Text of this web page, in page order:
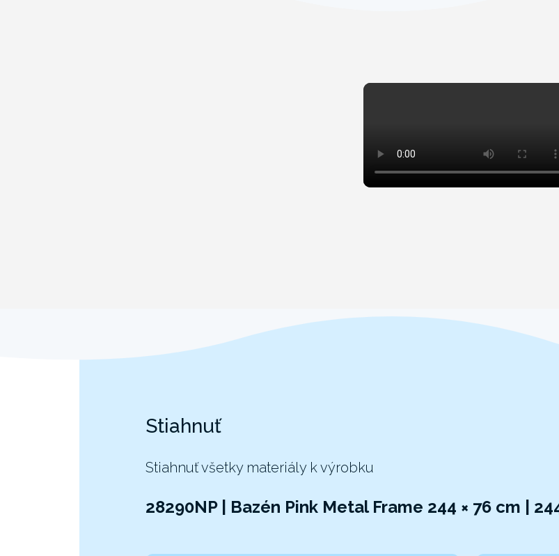
Stiahnuť
Stiahnuť všetky materiály k výrobku
28290NP | Bazén Pink Metal Frame 244 × 76 cm |